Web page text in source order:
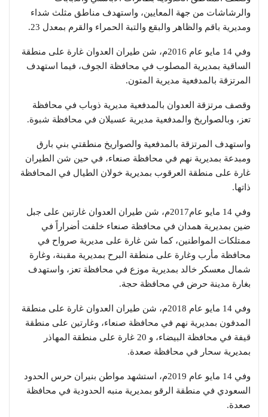
والرشاشات من جهة المعايين، واستهدف مناطق مثلث شداء
ومديرية باقم والظاهر والبقع والتبة الحمراء والقرم بمعدل 23.
وفي 14 مايو عام 2016م، شن طيران العدوان غارة على منطقة
الساقية بمديرية المصلوب في محافظة الجوف، فيما استهدف
المرتزقة بالمدفعية مديرية المتون.
وقصف مرتزقة العدوان بالمدفعية مديرية ذوباب في محافظة
تعز، وبالصواريخ والمدفعية مديرية عسيلان في محافظة شبوة.
واستهدف المرتزقة بالمدفعية والصواريخ منطقتي بني بارق
ومبدعة بمديرية نهم في محافظة صنعاء، في حين شن الطيران
غارة على منطقة العرقوب بمديرية خولان الطيال في المحافظة
ذاتها.
وفي 14 مايو عام2017م، شن طيران العدوان غارتين على جبل
ضين بمديرية همدان في محافظة صنعاء خلفت أضراراً في
ممتلكات المواطنين، كما شن غارة على مديرية صرواح في
محافظة مأرب وغارة على منطقة البرح بمديرية مقبنة، وغارة
شمال معسكر خالد بمديرية موزع في محافظة تعز، واستهدف
بغارة مدينة حرض في محافظة حجة.
وفي 14 مايو عام 2018م، شن طيران العدوان غارة على منطقة
المدفون بمديرية نهم في محافظة صنعاء، وغارتين على منطقة
قيفة في محافظة البيضاء، و 20 غارة على منطقة المهاذر
بمديرية سحار في محافظة صعدة.
وفي 14 مايو عام 2019م، استشهد مواطن بنيران حرس الحدود
السعودي في منطقة الرقو بمديرية منبه الحدودية في محافظة
صعدة.